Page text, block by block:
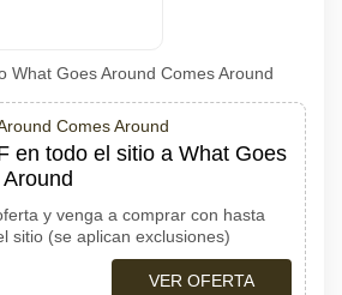
What Goes Around Comes Around
Comes Around
en todo el sitio a What Goes
y venga a comprar con hasta
sitio (se aplican exclusiones)
VER OFERTA